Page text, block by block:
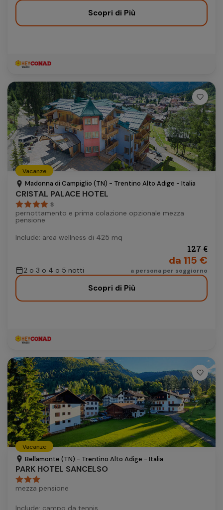
Scopri di Più
Vacanze
Madonna di Campiglio (TN) - Trentino Alto Adige - Italia
CRISTAL PALACE HOTEL
S
pernottamento e prima colazione opzionale mezza
pensione
Include: area wellness di 425 mq
2 o 3 o 4 o 5 notti
127 €
da 115 €
a persona per soggiorno
Scopri di Più
Vacanze
Bellamonte (TN) - Trentino Alto Adige - Italia
PARK HOTEL SANCELSO
mezza pensione
Include: campo da tennis